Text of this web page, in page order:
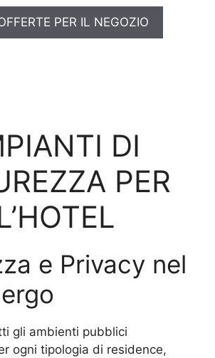
PER IL NEGOZIO
DI
PER
e Privacy nel
gli ambienti pubblici
ogni tipologia di residence,